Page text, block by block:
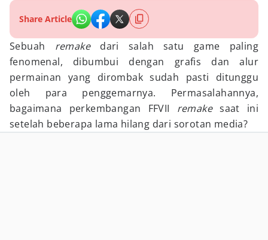
Share Article
Sebuah remakedari salah satu game paling
fenomenal, dibumbui dengan grafis dan alur
permainan yang dirombak sudah pasti ditunggu
oleh para penggemarnya. Permasalahannya,
bagaimana perkembangan FFVII remakesaat ini
setelah beberapa lama hilang dari sorotan media?